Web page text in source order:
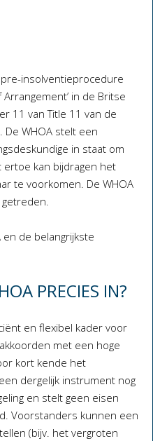
insolventieprocedure
in de Britse
11 van Title 11 van de
De WHOA stelt een
in staat om
kan bijdragen het
te voorkomen. De WHOA
de belangrijkste
PRECIES IN?
en flexibel kader voor
met een hoge
kort kende het
dergelijk instrument nog
en stelt geen eisen
Voorstanders kunnen een
(bijv. het vergroten